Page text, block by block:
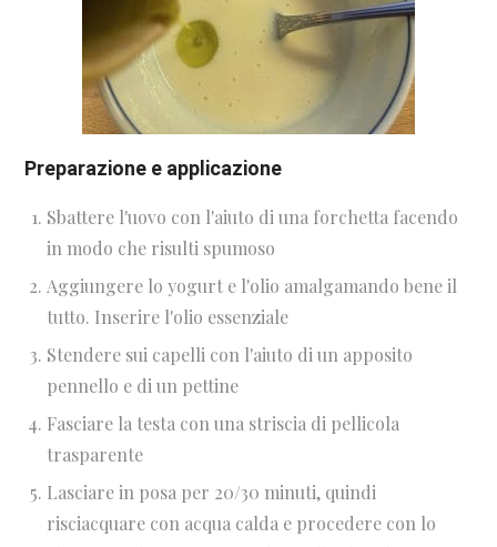
Preparazione e applicazione
Sbattere l'uovo con l'aiuto di una forchetta facendo
in modo che risulti spumoso
Aggiungere lo yogurt e l'olio amalgamando bene il
tutto. Inserire l'olio essenziale
Stendere sui capelli con l'aiuto di un apposito
pennello e di un pettine
Fasciare la testa con una striscia di pellicola
trasparente
Lasciare in posa per 20/30 minuti, quindi
risciacquare con acqua calda e procedere con lo